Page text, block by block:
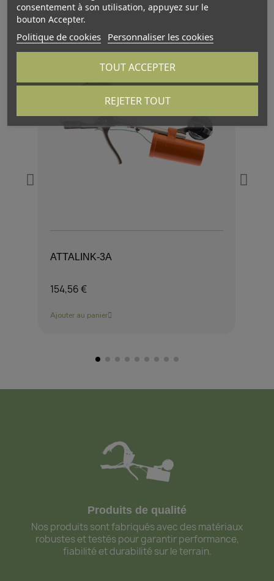
ATTALINK-3A
154,56 €
Ajouter au panier
Produits de qualité
Nos produits sont fabriqués avec des matériaux
robustes et testés pour garantir performance,
fiabilité et durabilité sur le terrain.
consentement à son utilisation, appuyez sur le
bouton Accepter.
Politique de cookies Personnaliser les cookies
REJETER TOUT
TOUT ACCEPTER